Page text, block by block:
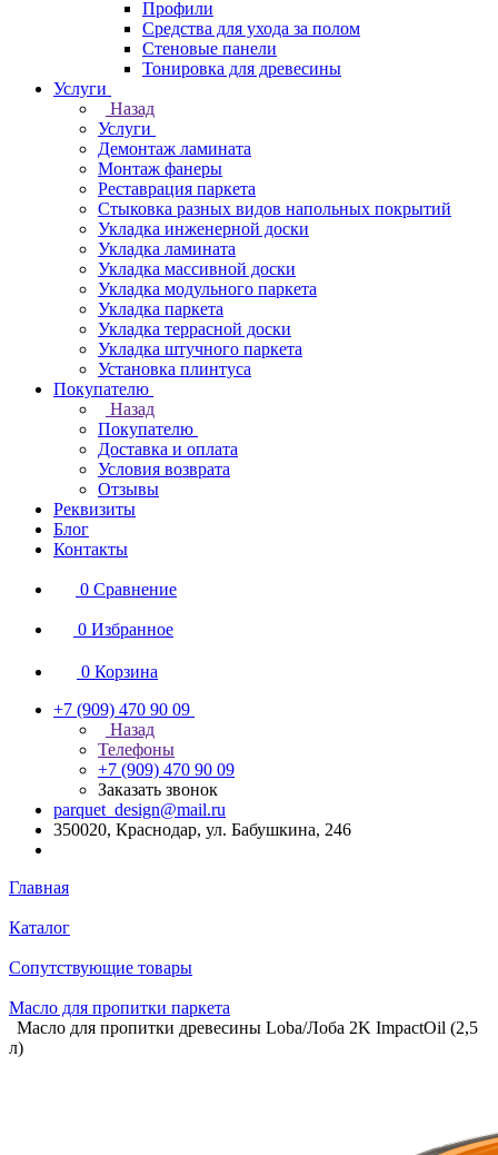
Профили
Средства для ухода за полом
Стеновые панели
Тонировка для древесины
Услуги
Назад
Услуги
Демонтаж ламината
Монтаж фанеры
Реставрация паркета
Стыковка разных видов напольных покрытий
Укладка инженерной доски
Укладка ламината
Укладка массивной доски
Укладка модульного паркета
Укладка паркета
Укладка террасной доски
Укладка штучного паркета
Установка плинтуса
Покупателю
Назад
Покупателю
Доставка и оплата
Условия возврата
Отзывы
Реквизиты
Блог
Контакты
0 Сравнение
0 Избранное
0 Корзина
+7 (909) 470 90 09
Назад
Телефоны
+7 (909) 470 90 09
Заказать звонок
parquet_design@mail.ru
350020, Краснодар, ул. Бабушкина, 246
Главная
Каталог
Сопутствующие товары
Масло для пропитки паркета
Масло для пропитки древесины Loba/Лоба 2K ImpactOil (2,5
л)